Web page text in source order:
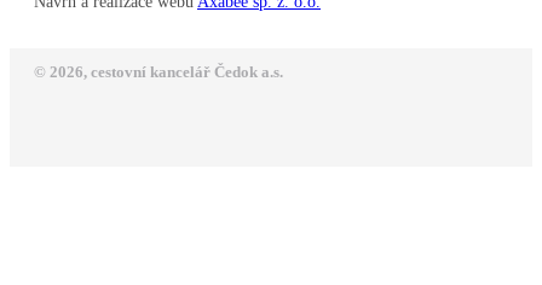
© 2026, cestovní kancelář Čedok a.s.